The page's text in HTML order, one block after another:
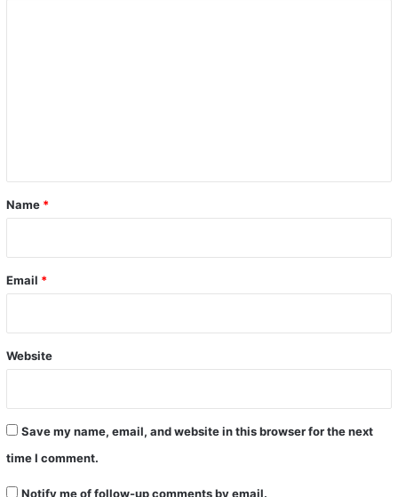
*
Name *
Email *
Website
Save my name, email, and website in this browser for the next
time I comment.
Notify me of follow-up comments by email.